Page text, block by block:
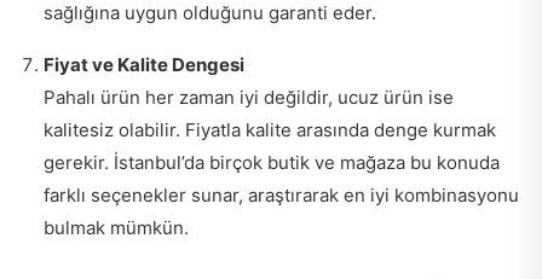
sağlığına uygun olduğunu garanti eder.
Fiyat ve Kalite Dengesi
Pahalı ürün her zaman iyi değildir, ucuz ürün ise
kalitesiz olabilir. Fiyatla kalite arasında denge kurmak
gerekir. İstanbul’da birçok butik ve mağaza bu konuda
farklı seçenekler sunar, araştırarak en iyi kombinasyonu
bulmak mümkün.